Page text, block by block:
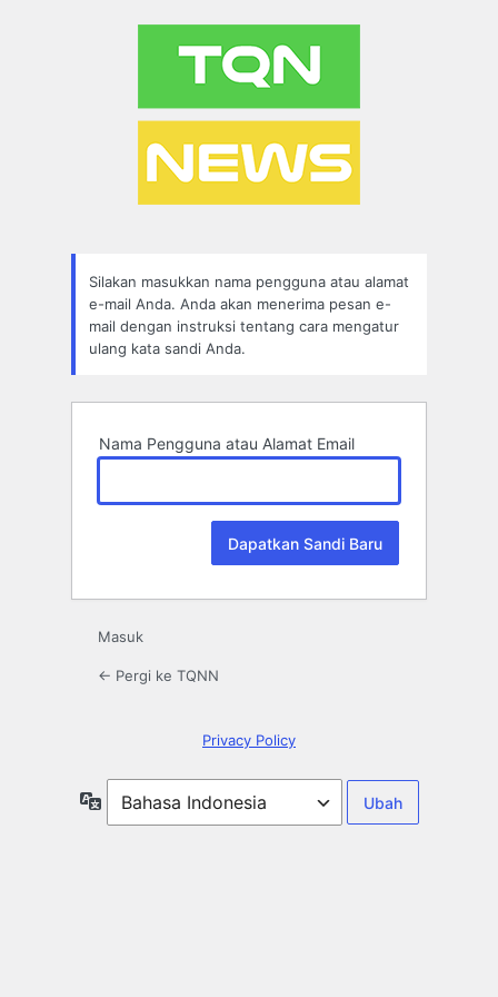
Silakan masukkan nama pengguna atau alamat
e-mail Anda. Anda akan menerima pesan e-
mail dengan instruksi tentang cara mengatur
ulang kata sandi Anda.
Nama Pengguna atau Alamat Email
Masuk
← Pergi ke TQNN
Privacy Policy
Bahasa